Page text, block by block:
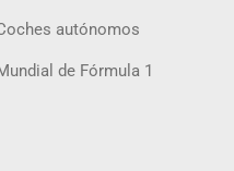
autónomos
de Fórmula 1